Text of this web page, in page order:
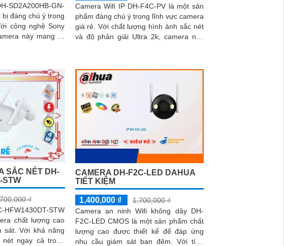
SD2A200HB-GN-
bị đáng chú ý trong
này mang lại
Camera Wifi IP DH-F4C-PV là một sản
phẩm đáng chú ý trong lĩnh vực camera
giá rẻ. Với chất lượng hình ảnh sắc nét
và độ phân giải Ultra 2k, camera này
SẮC NÉT DH-
STW
₫
STW
chất lượng cao
năng
ngay cả trong
CAMERA DH-F2C-LED DAHUA
TIẾT KIỆM
1,400,000 ₫
1,700,000 ₫
Camera an ninh Wifi không dây DH-
F2C-LED CMOS là một sản phẩm chất
lượng cao được thiết kế để đáp ứng
nhu cầu giám sát ban đêm. Với tính